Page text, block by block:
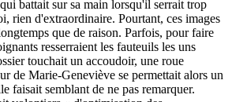
battait sur sa main lorsqu'il serrait trop
rien d'extraordinaire. Pourtant, ces images
que de raison. Parfois, pour faire
resserraient les fauteuils les uns
touchait un accoudoir, une roue
de Marie-Geneviève se permettait alors un
faisait semblant de ne pas remarquer.